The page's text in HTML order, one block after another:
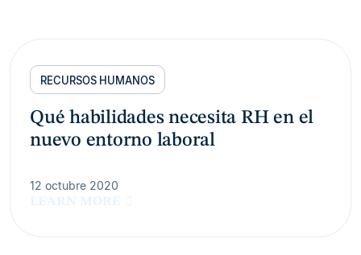
RECURSOS HUMANOS
Qué habilidades necesita RH en el
nuevo entorno laboral
12 octubre 2020
LEARN MORE